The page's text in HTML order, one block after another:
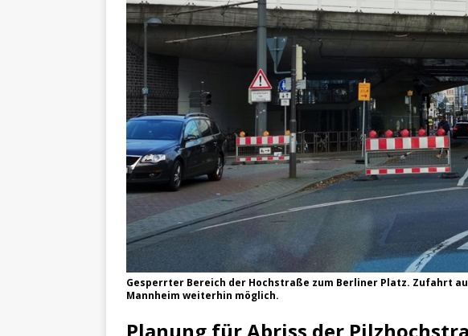
[ 29. März 2024 ] Polizei / Konsumcannabisgesetz
Gesperrter Bereich der Hochstraße zum Berliner Platz. Zufahrt
Mannheim weiterhin möglich.
Planung für Abriss der